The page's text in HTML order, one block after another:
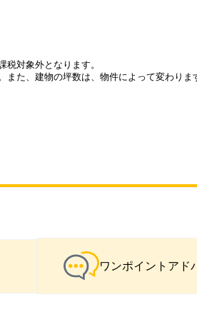
対象外となります。
た、建物の坪数は、物件によって変わり
ワンポイントアド